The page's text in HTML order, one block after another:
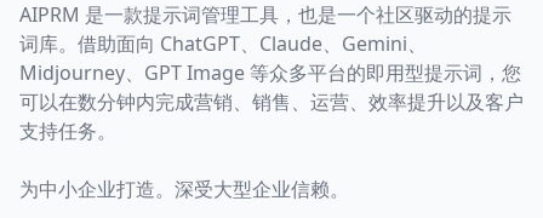
AIPRM 是一款提示词管理工具，也是一个社区驱动的提示
词库。借助面向 ChatGPT、Claude、Gemini、
Midjourney、GPT Image 等众多平台的即用型提示词，您
可以在数分钟内完成营销、销售、运营、效率提升以及客户
支持任务。
为中小企业打造。深受大型企业信赖。